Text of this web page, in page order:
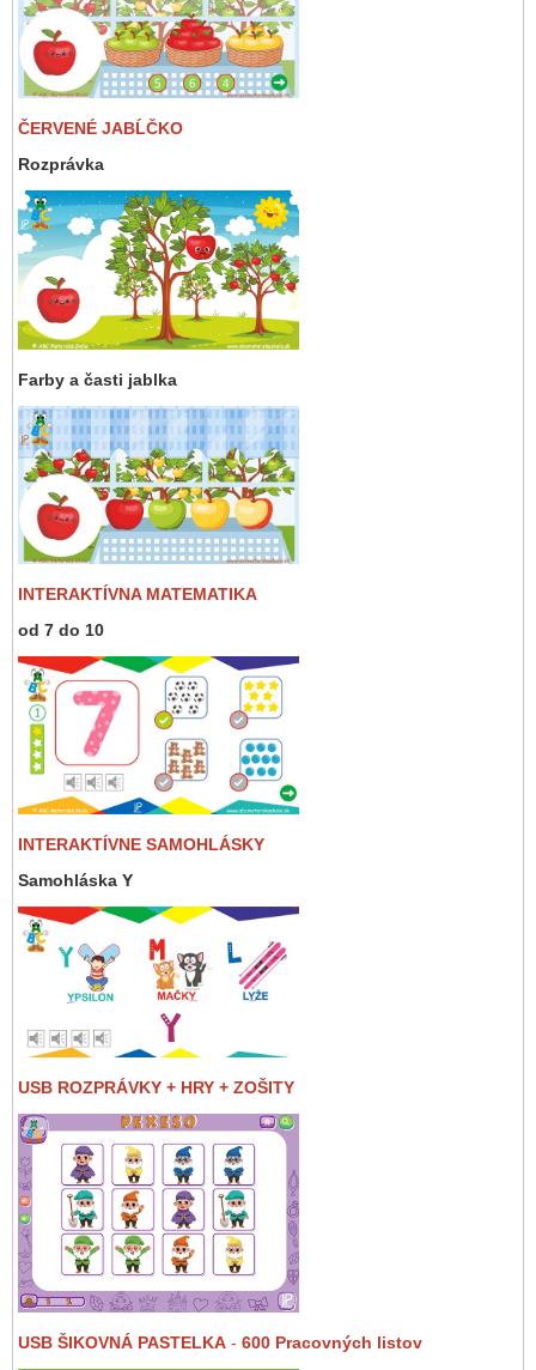
ČERVENÉ JABĹČKO
Rozprávka
Farby a časti jablka
INTERAKTÍVNA MATEMATIKA
od 7 do 10
INTERAKTÍVNE SAMOHLÁSKY
Samohláska Y
USB ROZPRÁVKY + HRY + ZOŠITY
USB ŠIKOVNÁ PASTELKA - 600 Pracovných listov